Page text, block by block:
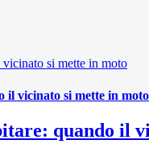
si mette in moto
vicinato si mette in moto
quando il